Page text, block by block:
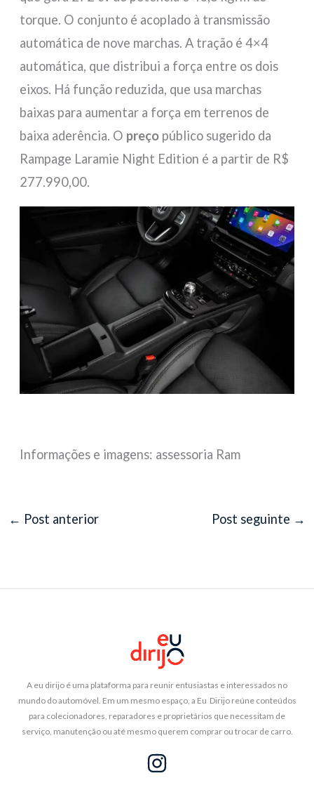
torque. O conjunto é acoplado à transmissão
automática de nove marchas. A tração é 4×4
automática, que distribui a força entre os dois
eixos. Há função reduzida, que usa marchas
baixas para aumentar a força em terrenos de
baixa aderência. O preço público sugerido da
Rampage Laramie Night Edition é a partir de R$
277.990,00.
Informações e imagens: assessoria Ram
← Post anterior Post seguinte →
A eu dirijo é uma plataforma para reunir entusiastas e interessados no
mundo do automóvel. Em um mesmo espaço, a Eu Dirijo reúne conteúdos
para colecionadores, reparadores e proprietários que necessitam de
serviço, manutenção ou até mesmo querem comprar ou trocar de carro.